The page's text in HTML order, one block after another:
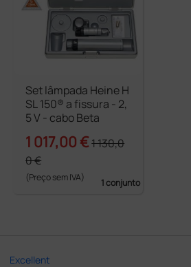
Set lâmpada Heine H
SL 150® a fissura - 2,
5 V - cabo Beta
1 017,00 €1 130,0
0 €
(Preço sem IVA) 1 conjunto
Excellent